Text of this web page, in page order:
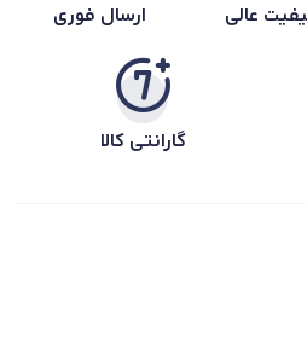
عالی ارسال فوری
گارانتی کالا